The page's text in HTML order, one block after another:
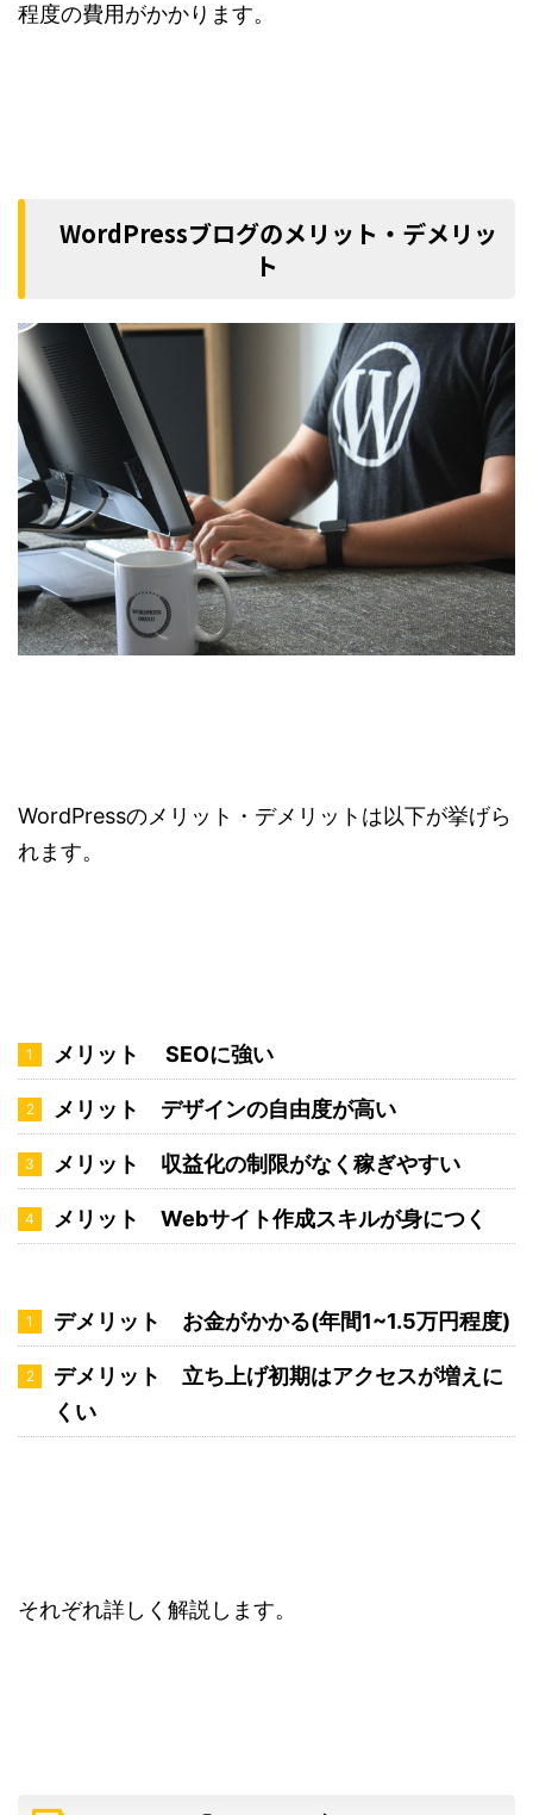
程度の費用がかかります。
WordPressブログのメリット・デメリッ
ト
WordPressのメリット・デメリットは以下が挙げら
れます。
メリット SEOに強い
メリット デザインの自由度が高い
メリット 収益化の制限がなく稼ぎやすい
メリット Webサイト作成スキルが身につく
デメリット お金がかかる(年間1~1.5万円程度)
デメリット 立ち上げ初期はアクセスが増えに
くい
それぞれ詳しく解説します。